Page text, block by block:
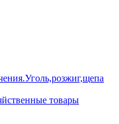
Уголь,розжиг,щепа
товары